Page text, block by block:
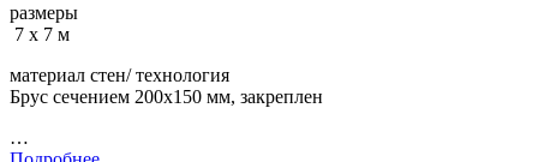
размеры
7 х 7 м
материал стен/ технология
Брус сечением 200х150 мм, закреплен
…